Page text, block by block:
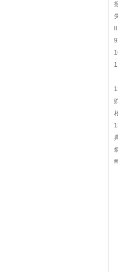
8
9